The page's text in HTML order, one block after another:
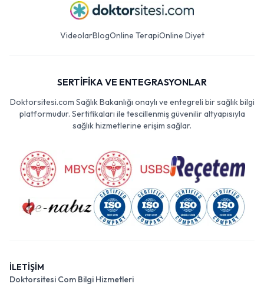
VideolarBlogOnline TerapiOnline Diyet
SERTİFİKA VE ENTEGRASYONLAR
Doktorsitesi.com Sağlık Bakanlığı onaylı ve entegreli bir sağlık bilgi
platformudur. Sertifikaları ile tescillenmiş güvenilir altyapısıyla
sağlık hizmetlerine erişim sağlar.
İLETİŞİM
Doktorsitesi Com Bilgi Hizmetleri